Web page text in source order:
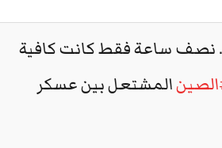
نصف ساعة فقط كانت كافية
المشتعل بين عسكر